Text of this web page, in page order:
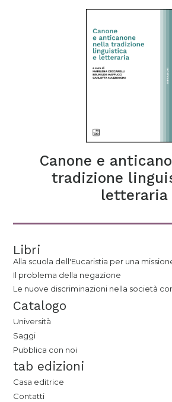
Canone e
tradizione
letteraria
Libri
Alla scuola dell'Eucaristia per una
Il problema della negazione
Le nuove discriminazioni nella società
Catalogo
Università
Saggi
Pubblica con noi
tab edizioni
Casa editrice
Contatti